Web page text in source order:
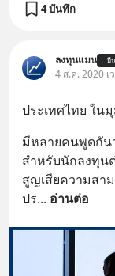
4 บันทึก
ลงทุนแมน ยื
4 ส.ค. 2020 เ
ประเทศไทย ใน
มีหลายคนพูดกัน
สำหรับนักลงทุน
สูญเสียความสา
ปร... อ่านต่อ